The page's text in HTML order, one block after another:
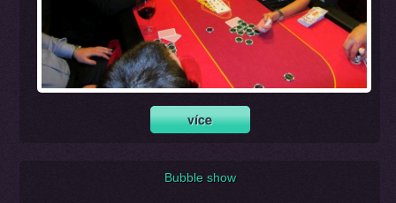
Bubble show